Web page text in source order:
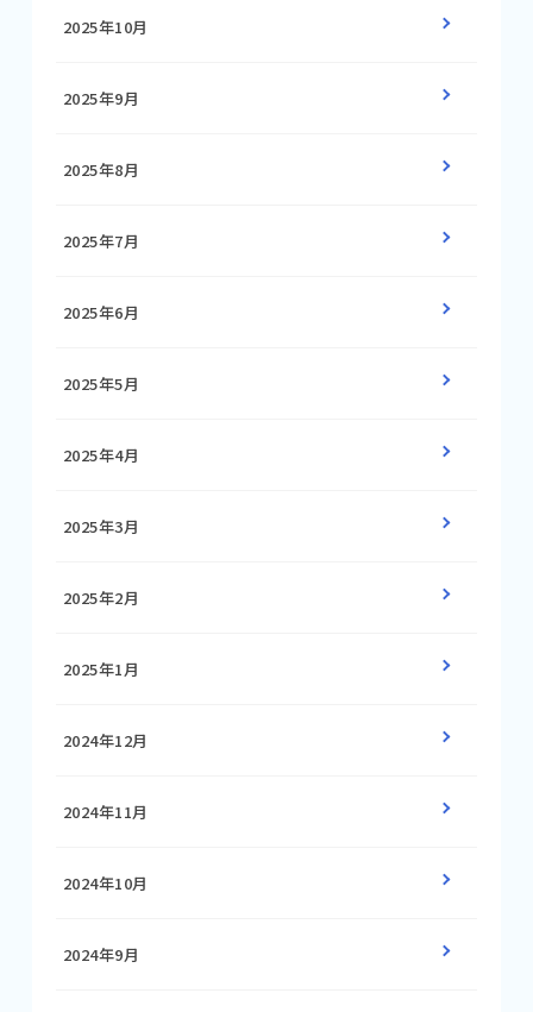
2025年10月
2025年9月
2025年8月
2025年7月
2025年6月
2025年5月
2025年4月
2025年3月
2025年2月
2025年1月
2024年12月
2024年11月
2024年10月
2024年9月